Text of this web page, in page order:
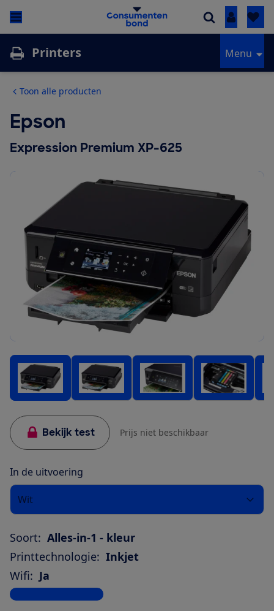
Inloggen
Printers Menu
Toon alle producten
Epson
Expression Premium XP-625
Bekijk test Prijs niet beschikbaar
In de uitvoering
Wit
Soort: Alles-in-1 - kleur
Printtechnologie: Inkjet
Wifi: Ja
Bekijk alle specificaties